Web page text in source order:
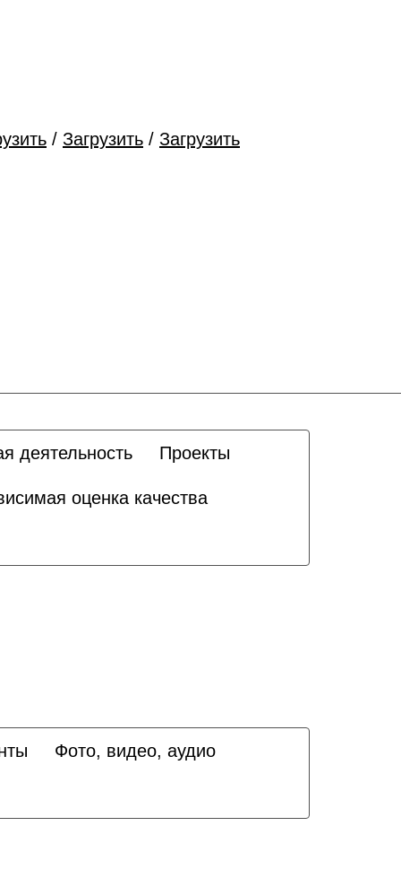
/ Загрузить / Загрузить
деятельность Проекты
оценка качества
Фото, видео, аудио